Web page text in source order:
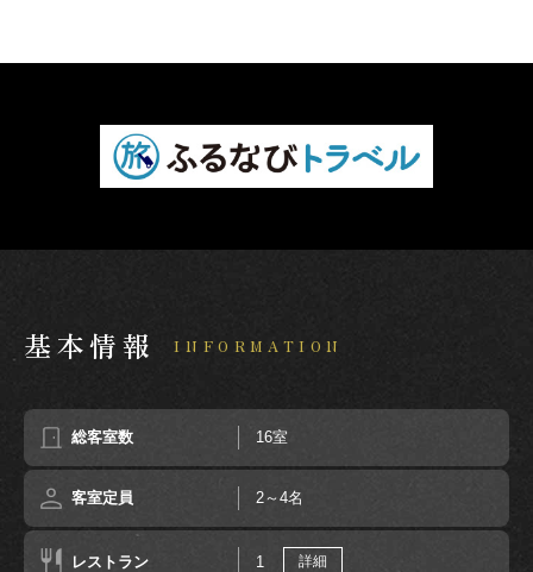
基本情報 INFORMATION
総客室数 16室
客室定員 2～4名
レストラン 1 詳細